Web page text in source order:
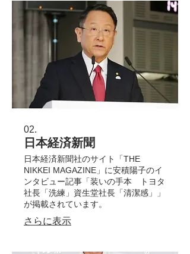
02.
日本経済新聞
日本経済新聞社のサイト「THE
NIKKEI MAGAZINE」に安積陽子のイ
ンタビュー記事「装いの手本 トヨタ
社長「洗練」資生堂社長「清潔感」」
が掲載されています。
さらに表示